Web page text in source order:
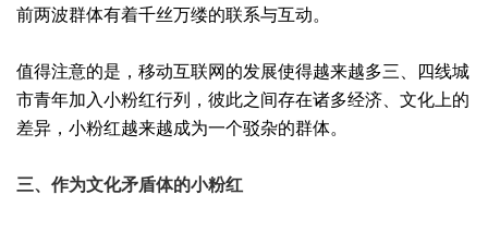
前两波群体有着千丝万缕的联系与互动。
值得注意的是，移动互联网的发展使得越来越多三、四线城
市青年加入小粉红行列，彼此之间存在诸多经济、文化上的
差异，小粉红越来越成为一个驳杂的群体。
三、作为文化矛盾体的小粉红